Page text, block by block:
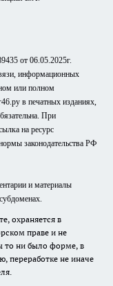
от 06.05.2025г.
информационных
или полном
в печатных изданиях,
При
на ресурс
законодательства РФ
и материалы
охраняется в
праве и не
то ни было форме, в
переработке не иначе